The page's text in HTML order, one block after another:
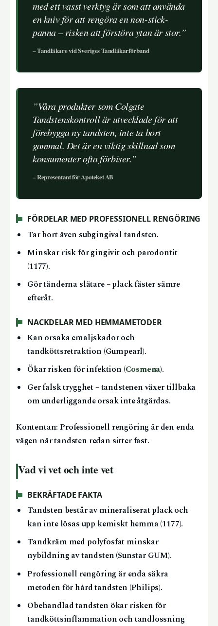
med ett vasst verktyg är som att använda
en kniv för att rengöra en non-stick-
panna – risken att förstöra ytan är stor.”
– Tandläkare vid Sveriges Tandläkarförbund
”Våra produkter som Colgate
Tandstenskontroll är utvecklade för att
förebygga ny tandsten, inte ta bort
gammal. Det är en viktig skillnad som
konsumenter ofta förbiser.”
– Representant för Apoteket AB
FÖRDELAR MED PROFESSIONELL RENGÖRING
Tar bort även subgingival tandsten.
Minskar risk för gingivit och parodontit
(1177).
Gör tänderna slätare – plack fäster sämre
efteråt.
NACKDELAR MED HEMMAMETODER
Kan orsaka emaljskador och
tandköttsretraktion (Gumpearl).
Ökar risken för infektion (Cosmena).
Ger falsk trygghet – tandstenen växer tillbaka
om underliggande orsak inte åtgärdas.
Kontentan: Professionell rengöring är den enda
vägen när tandsten redan sitter fast.
Vad vi vet och inte vet
BEKRÄFTADE FAKTA
Tandsten består av mineraliserat plack och
kan inte lösas upp kemiskt hemma (1177).
Tandkräm med polyfosfat minskar
nybildning av tandsten (Sunstar GUM).
Professionell rengöring är enda säkra
metoden för hård tandsten (Philips).
Obehandlad tandsten ökar risken för
tandköttsinflammation och tandlossning